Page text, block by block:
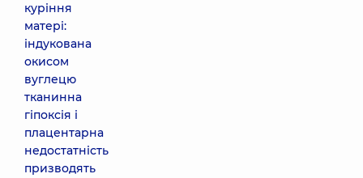
куріння
матері:
індукована
окисом
вуглецю
тканинна
гіпоксія і
плацентарна
недостатність
призводять